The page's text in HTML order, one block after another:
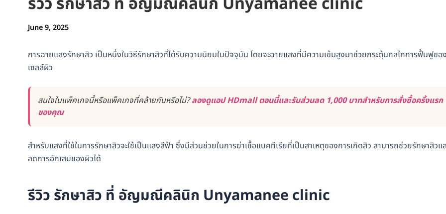
June 9, 2025
การฉายแสงรักษาสิว เป็นหนึ่งในวิธีรักษาสิวที่ได้รับความนิยมในปัจจุบัน โดยจะฉายแสงที่มีความเข้มสูงมาช่วยกระตุ้นกลไกการฟื้นฟูขอ
เซลล์ผิว
สนใจในแพ็คเกจนี้หรือแพ็คเกจที่คล้ายกันหรือไม่?ลองดูแอป HDmall ตอนนี้และรับส่วนลด 1,000 บาทสำหรับการสั่งซื้อครั้งแรก
ของคุณ
สำหรับแสงที่ใช้ในการรักษาสิวจะใช้เป็นแสงสีฟ้า ซึ่งมีส่วนช่วยในการฆ่าเชื้อแบคทีเรียที่เป็นสาเหตุของการเกิดสิว สามารถช่วยรักษาสิวแ
ลดการอักเสบของผิวได้
รีวิว รักษาสิว ที่ อัญมณีคลินิก Unyamanee clinic